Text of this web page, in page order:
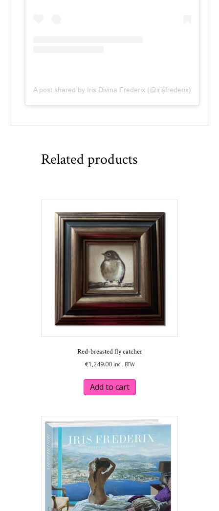
A post shared by Iris Divina Frederix (@irisfrederix)
Related products
Red-breasted fly catcher
€1,249.00 incl. BTW
Add to cart